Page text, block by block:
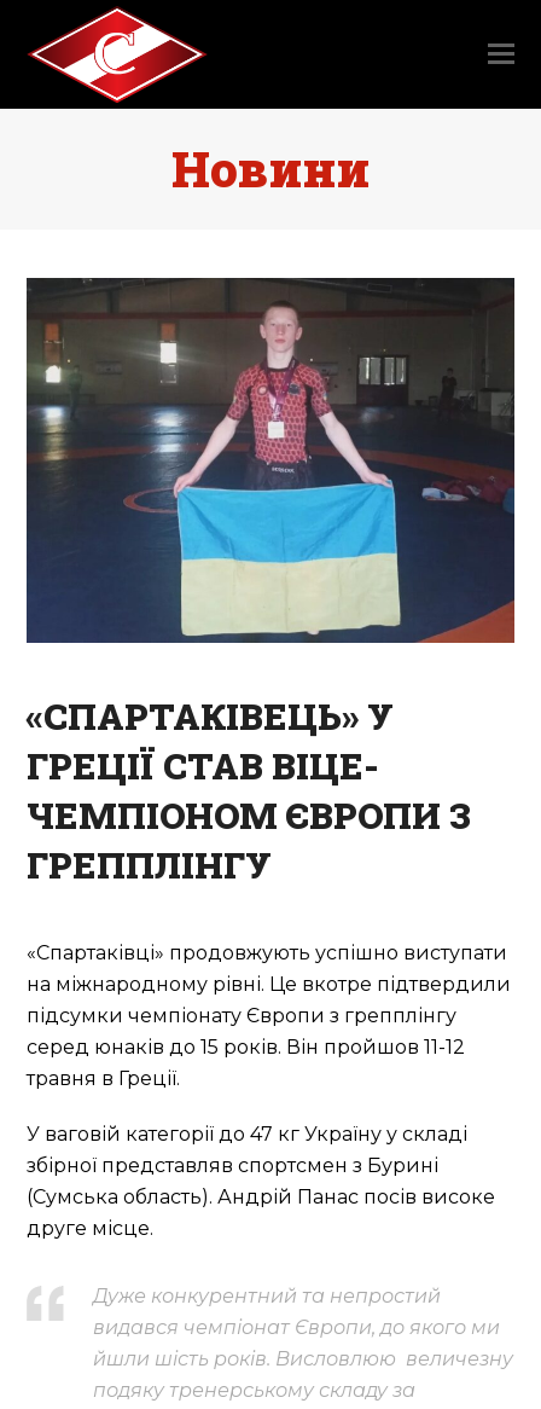
Новини
«СПАРТАКІВЕЦЬ» У
ГРЕЦІЇ СТАВ ВІЦЕ-
ЧЕМПІОНОМ ЄВРОПИ З
ГРЕППЛІНГУ
«Спартаківці» продовжують успішно виступати
на міжнародному рівні. Це вкотре підтвердили
підсумки чемпіонату Європи з грепплінгу
серед юнаків до 15 років. Він пройшов 11-12
травня в Греції.
У ваговій категорії до 47 кг Україну у складі
збірної представляв спортсмен з Бурині
(Сумська область). Андрій Панас посів високе
друге місце.
Дуже конкурентний та непростий
видався чемпіонат Європи, до якого ми
йшли шість років. Висловлюю величезну
подяку тренерському складу за